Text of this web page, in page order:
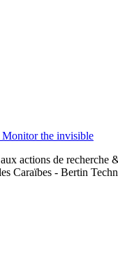
the invisible
actions de recherche
Caraïbes - Bertin